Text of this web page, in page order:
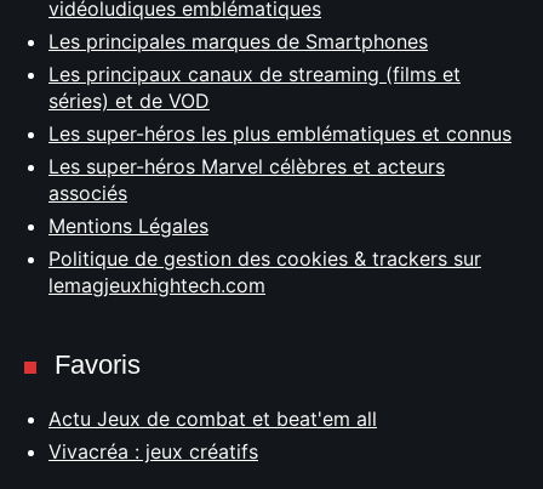
vidéoludiques emblématiques
Les principales marques de Smartphones
Les principaux canaux de streaming (films et
séries) et de VOD
Les super-héros les plus emblématiques et connus
Les super-héros Marvel célèbres et acteurs
associés
Mentions Légales
Politique de gestion des cookies & trackers sur
lemagjeuxhightech.com
Favoris
Actu Jeux de combat et beat'em all
Vivacréa : jeux créatifs